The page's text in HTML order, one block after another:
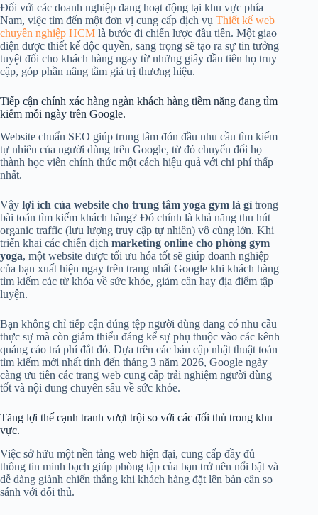
Đối với các doanh nghiệp đang hoạt động tại khu vực phía
Nam, việc tìm đến một đơn vị cung cấp dịch vụ Thiết kế web
chuyên nghiệp HCM là bước đi chiến lược đầu tiên. Một giao
diện được thiết kế độc quyền, sang trọng sẽ tạo ra sự tin tưởng
tuyệt đối cho khách hàng ngay từ những giây đầu tiên họ truy
cập, góp phần nâng tầm giá trị thương hiệu.
Tiếp cận chính xác hàng ngàn khách hàng tiềm năng đang tìm
kiếm mỗi ngày trên Google.
Website chuẩn SEO giúp trung tâm đón đầu nhu cầu tìm kiếm
tự nhiên của người dùng trên Google, từ đó chuyển đổi họ
thành học viên chính thức một cách hiệu quả với chi phí thấp
nhất.
Vậy lợi ích của website cho trung tâm yoga gym là gì trong
bài toán tìm kiếm khách hàng? Đó chính là khả năng thu hút
organic traffic (lưu lượng truy cập tự nhiên) vô cùng lớn. Khi
triển khai các chiến dịch marketing online cho phòng gym
yoga, một website được tối ưu hóa tốt sẽ giúp doanh nghiệp
của bạn xuất hiện ngay trên trang nhất Google khi khách hàng
tìm kiếm các từ khóa về sức khỏe, giảm cân hay địa điểm tập
luyện.
Bạn không chỉ tiếp cận đúng tệp người dùng đang có nhu cầu
thực sự mà còn giảm thiểu đáng kể sự phụ thuộc vào các kênh
quảng cáo trả phí đắt đỏ. Dựa trên các bản cập nhật thuật toán
tìm kiếm mới nhất tính đến tháng 3 năm 2026, Google ngày
càng ưu tiên các trang web cung cấp trải nghiệm người dùng
tốt và nội dung chuyên sâu về sức khỏe.
Tăng lợi thế cạnh tranh vượt trội so với các đối thủ trong khu
vực.
Việc sở hữu một nền tảng web hiện đại, cung cấp đầy đủ
thông tin minh bạch giúp phòng tập của bạn trở nên nổi bật và
dễ dàng giành chiến thắng khi khách hàng đặt lên bàn cân so
sánh với đối thủ.